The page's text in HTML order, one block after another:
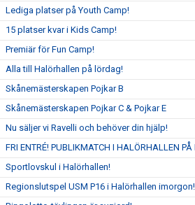
Lediga platser på Youth Camp!
15 platser kvar i Kids Camp!
Premiär för Fun Camp!
Alla till Halörhallen på lördag!
Skånemästerskapen Pojkar B
Skånemästerskapen Pojkar C & Pojkar E
Nu säljer vi Ravelli och behöver din hjälp!
FRI ENTRÉ! PUBLIKMATCH I HALÖRHALLEN
Sportlovskul i Halörhallen!
Regionslutspel USM P16 i Halörhallen imorgon!